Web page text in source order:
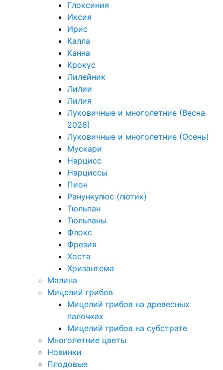
Глоксиния
Иксия
Ирис
Калла
Канна
Крокус
Лилейник
Лилии
Лилия
Луковичные и многолетние (Весна
2026)
Луковичные и многолетние (Осень)
Мускари
Нарцисс
Нарциссы
Пион
Ранункулюс (лютик)
Тюльпан
Тюльпаны
Флокс
Фрезия
Хоста
Хризантема
Малина
Мицелий грибов
Мицелий грибов на древесных
палочках
Мицелий грибов на субстрате
Многолетние цветы
Новинки
Плодовые